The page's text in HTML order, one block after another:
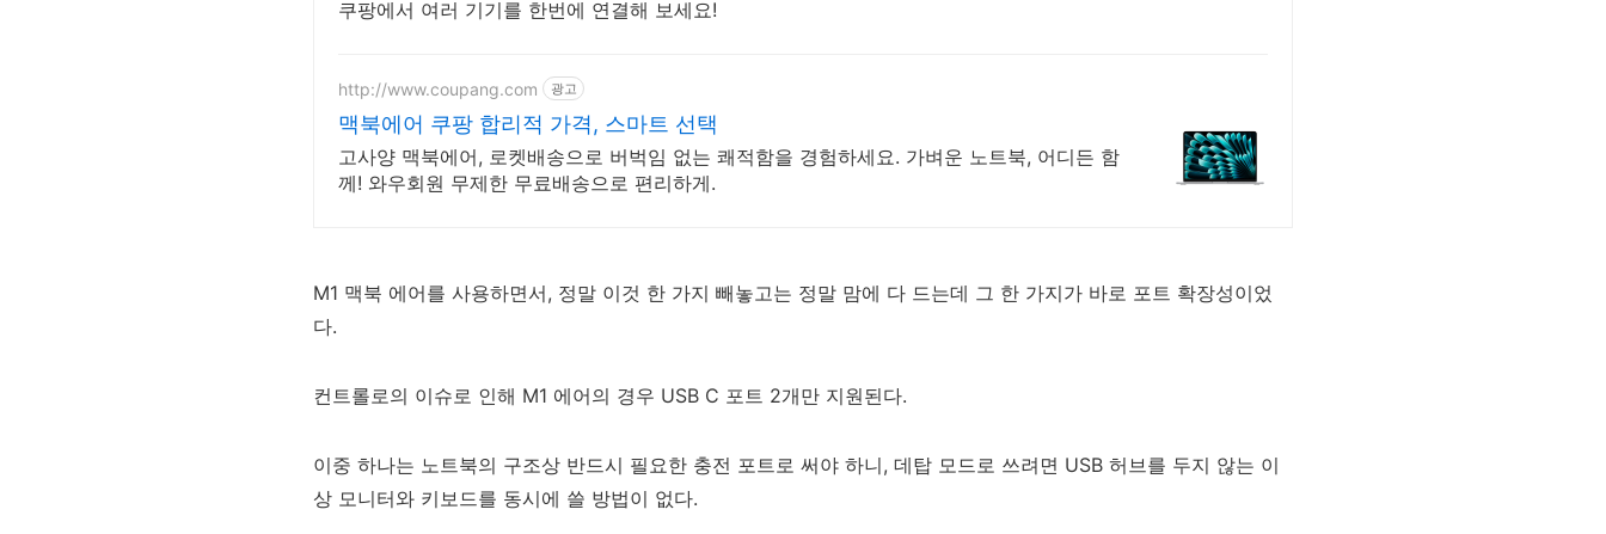
쿠팡에서 여러 기기를 한번에 연결해 보세요!
http://www.coupang.com 광고
맥북에어 쿠팡 합리적 가격, 스마트 선택
고사양 맥북에어, 로켓배송으로 버벅임 없는 쾌적함을 경험하세요. 가벼운 노트북, 어디든 함
께! 와우회원 무제한 무료배송으로 편리하게.
M1 맥북 에어를 사용하면서, 정말 이것 한 가지 빼놓고는 정말 맘에 다 드는데 그 한 가지가 바로 포트 확장성이었
다.
컨트롤로의 이슈로 인해 M1 에어의 경우 USB C 포트 2개만 지원된다.
이중 하나는 노트북의 구조상 반드시 필요한 충전 포트로 써야 하니, 데탑 모드로 쓰려면 USB 허브를 두지 않는 이
상 모니터와 키보드를 동시에 쓸 방법이 없다.